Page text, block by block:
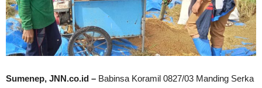
Sumenep, JNN.co.id – Babinsa Koramil 0827/03 Manding Serka